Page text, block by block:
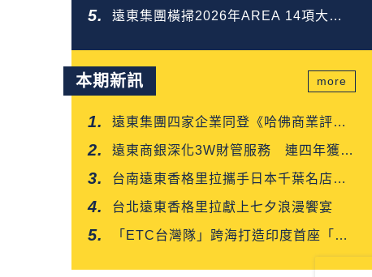
企業金獎
遠東集團橫掃2026年AREA 14項大
本期新訊
遠東集團四家企業同登《哈佛商業評
論》「台灣企業領袖100強」
遠東商銀深化3W財管服務 連四年獲保
險信望愛雙獎肯定
台南遠東香格里拉攜手日本千葉名店
「CROISSANT」 得獎可頌搶先上市
台北遠東香格里拉獻上七夕浪漫饗宴
「ETC台灣隊」跨海打造印度首座「多
more